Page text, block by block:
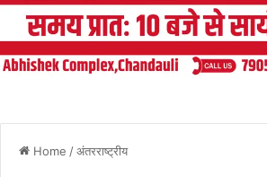
Home /अंतरराष्ट्रीय